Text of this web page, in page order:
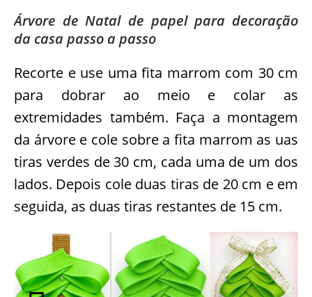
Árvore de Natal de papel para decoração
da casa passo a passo
Recorte e use uma fita marrom com 30 cm
para dobrar ao meio e colar as
extremidades também. Faça a montagem
da árvore e cole sobre a fita marrom as uas
tiras verdes de 30 cm, cada uma de um dos
lados. Depois cole duas tiras de 20 cm e em
seguida, as duas tiras restantes de 15 cm.